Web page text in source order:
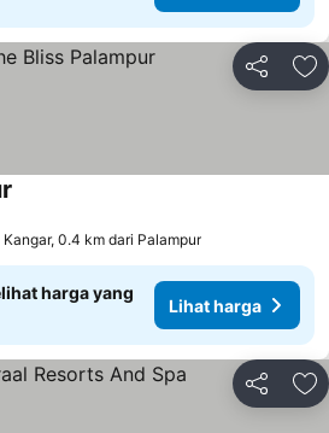
Bagikan
Kangar, 0.4 km dari Palampur
harga yang
Lihat harga
Bagikan